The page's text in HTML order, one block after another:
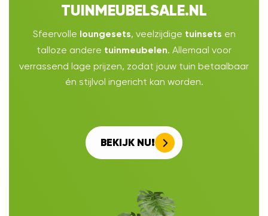
TUINMEUBELSALE.NL
Sfeervolle loungesets, veelzijdige tuinsets en
talloze andere tuinmeubelen. Allemaal voor
verrassend lage prijzen, zodat jouw tuin betaalbaar
én stijlvol ingericht kan worden.
BEKIJK NU!